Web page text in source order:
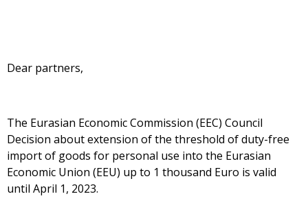
Dear partners,
The Eurasian Economic Commission (EEC) Council
Decision about extension of the threshold of duty-free
import of goods for personal use into the Eurasian
Economic Union (EEU) up to 1 thousand Euro is valid
until April 1, 2023.